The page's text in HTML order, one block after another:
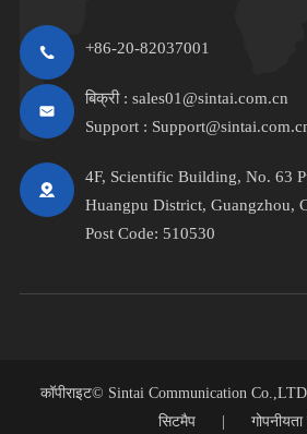
+86-20-82037001
बिक्री : sales01@sintai.com.cn
Support :
4F, Scientific Building, No. 63
Huangpu District, Guangzhou,
Post Code: 510530
कॉपीराइट© Sintai Communication
सिटमैप
गोपनीयता